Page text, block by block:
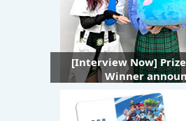
[Interview Now]
Winner